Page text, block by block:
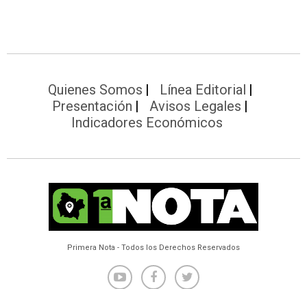
Quienes Somos
Línea Editorial
Presentación
Avisos Legales
Indicadores Económicos
Primera Nota - Todos los Derechos Reservados